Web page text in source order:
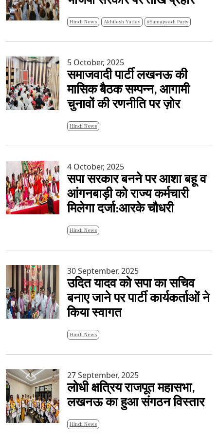
Hindi News Akhilesh Yadav #samajwadi Party
5 October, 2025
समाजवादी पार्टी लखनऊ की
मासिक बैठक सम्पन्न, आगामी
चुनावों की रणनीति पर ज़ोर
Hindi News
4 October, 2025
सपा सरकार बनने पर आशा बहू व
आंगनबाड़ी को राज्य कर्मचारी
मिलेगा दर्जा:आरके चौधरी
Hindi News
30 September, 2025
उदित यादव को सपा का सचिव
बनाए जाने पर पार्टी कार्यकर्ताओं ने
किया स्वागत
Hindi News
27 September, 2025
लोधी क्षत्रिय राजपूत महासभा,
लखनऊ का हुआ संगठन विस्तार
Hindi News